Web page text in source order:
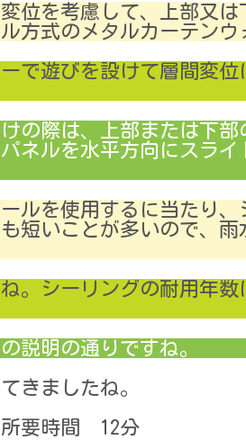
位を考慮して、上部又は
方式のメタルカーテンウ
で遊びを設けて層間変
の際は、上部または下
ネルを水平方向にスラ
ルを使用するに当たり
短いことが多いので、
。シーリングの耐用年数
説明の通りですね。
きましたね。
要時間 12分